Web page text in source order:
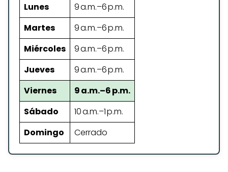
Lunes
9 a.m.–6 p.m.
Martes
9 a.m.–6 p.m.
Miércoles
9 a.m.–6 p.m.
Jueves
9 a.m.–6 p.m.
Viernes
9 a.m.–6 p.m.
Sábado
10 a.m.–1 p.m.
Domingo
Cerrado